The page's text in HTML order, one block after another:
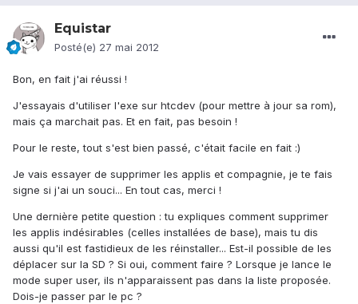
Equistar
Posté(e) 27 mai 2012
Bon, en fait j'ai réussi !
J'essayais d'utiliser l'exe sur htcdev (pour mettre à jour sa rom),
mais ça marchait pas. Et en fait, pas besoin !
Pour le reste, tout s'est bien passé, c'était facile en fait :)
Je vais essayer de supprimer les applis et compagnie, je te fais
signe si j'ai un souci... En tout cas, merci !
Une dernière petite question : tu expliques comment supprimer
les applis indésirables (celles installées de base), mais tu dis
aussi qu'il est fastidieux de les réinstaller... Est-il possible de les
déplacer sur la SD ? Si oui, comment faire ? Lorsque je lance le
mode super user, ils n'apparaissent pas dans la liste proposée.
Dois-je passer par le pc ?